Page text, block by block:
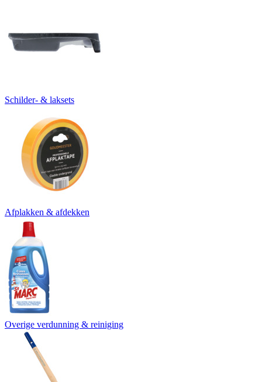
Schilder- & laksets
Afplakken & afdekken
Overige verdunning & reiniging